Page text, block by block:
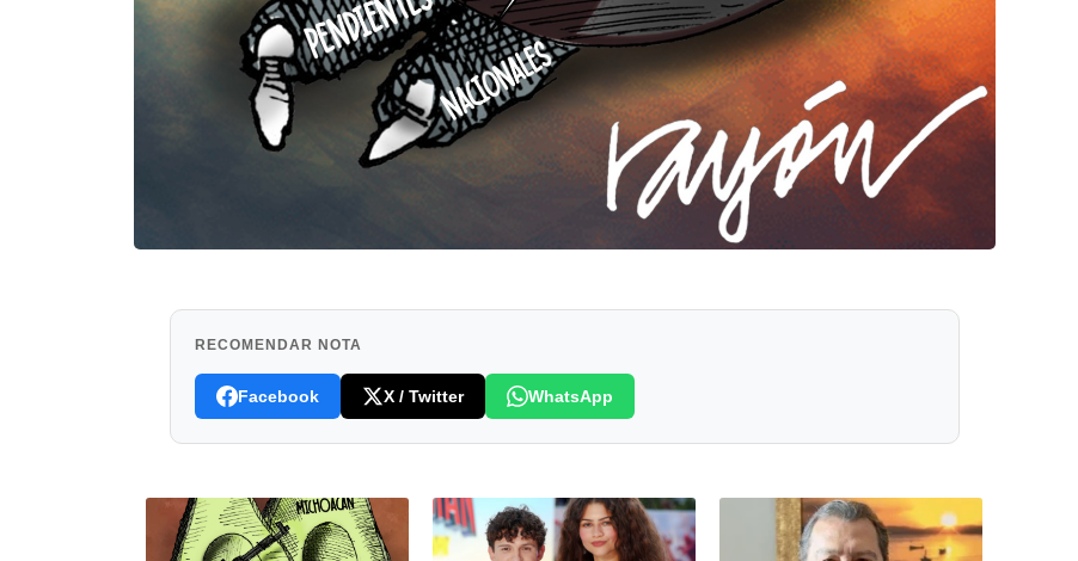
RECOMENDAR NOTA
Facebook X / Twitter WhatsApp